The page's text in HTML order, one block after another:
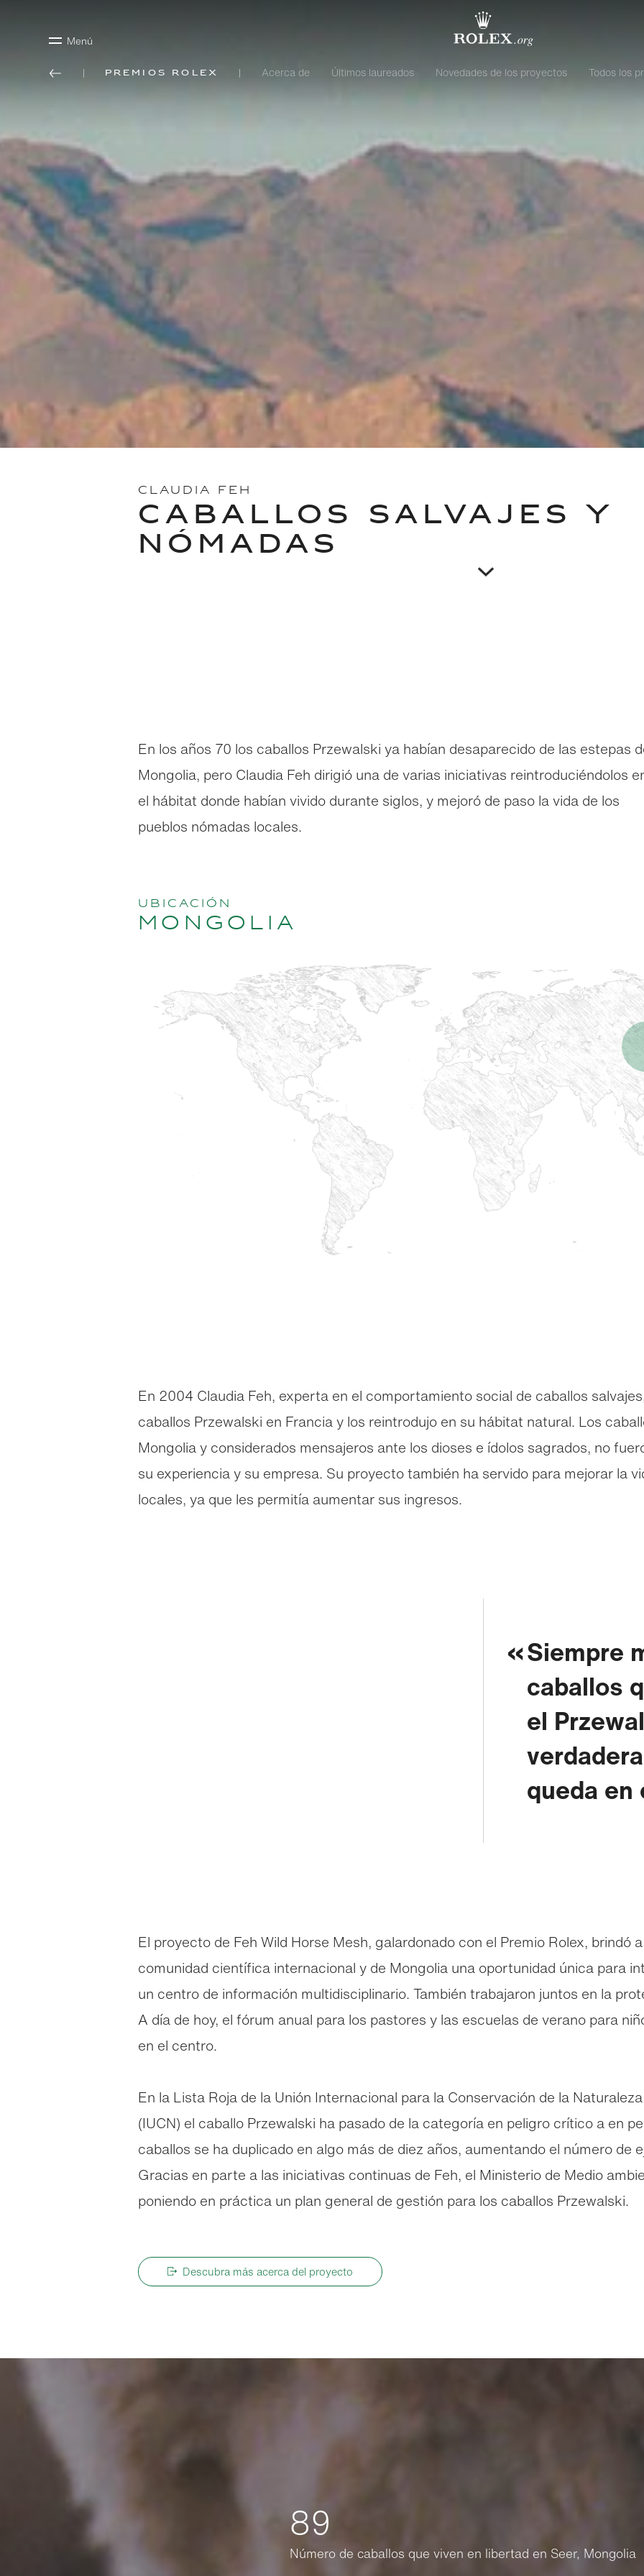
Menú
Premios Rolex Acerca de Últimos laureados Novedades de los proyectos Todos los
CLAUDIA FEH
CABALLOS SALVAJES Y
NÓMADAS
En los años 70 los caballos Przewalski ya habían desaparecido de las estepas
Mongolia, pero Claudia Feh dirigió una de varias iniciativas reintroduciéndolos
el hábitat donde habían vivido durante siglos, y mejoró de paso la vida de los
pueblos nómadas locales.
Ubicación
Mongolia
En 2004 Claudia Feh, experta en el comportamiento social de caballos
caballos Przewalski en Francia y los reintrodujo en su hábitat natural. Los
Mongolia y considerados mensajeros ante los dioses e ídolos sagrados, no
su experiencia y su empresa. Su proyecto también ha servido para mejorar la
locales, ya que les permitía aumentar sus ingresos.
Siempre
caballos
el
queda en
El proyecto de Feh Wild Horse Mesh, galardonado con el Premio Rolex, brindó
comunidad científica internacional y de Mongolia una oportunidad única para
un centro de información multidisciplinario. También trabajaron juntos en la
A día de hoy, el fórum anual para los pastores y las escuelas de verano para
en el centro.
En la Lista Roja de la Unión Internacional para la Conservación de la
(IUCN) el caballo Przewalski ha pasado de la categoría en peligro crítico a en
caballos se ha duplicado en algo más de diez años, aumentando el número de
Gracias en parte a las iniciativas continuas de Feh, el Ministerio de Medio
poniendo en práctica un plan general de gestión para los caballos Przewalski.
Descubra más acerca del proyecto
89
Número de caballos que viven en libertad en Seer, Mongolia